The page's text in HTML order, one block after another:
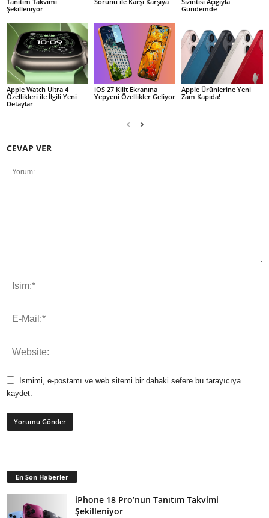
Şekilleniyor
Gündemde
Apple Watch Ultra 4
Özellikleri ile İlgili Yeni
Detaylar
iOS 27 Kilit Ekranına
Yepyeni Özellikler Geliyor
Apple Ürünlerine Yeni
Zam Kapıda!
CEVAP VER
Ismimi, e-postamı ve web sitemi bir dahaki sefere bu tarayıcıya
kaydet.
En Son Haberler
iPhone 18 Pro’nun Tanıtım Takvimi
Şekilleniyor